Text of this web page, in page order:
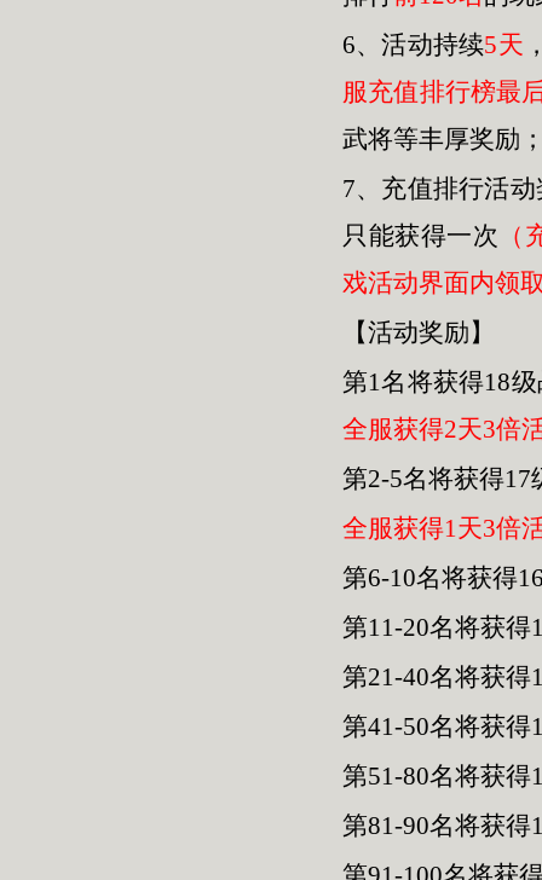
6、活动持续5天
服充值排行榜最
武将等丰厚奖励
7、充值排行活
只能获得一次
戏活动界面内领
【活动奖励】
第1名将获得18
全服获得2天3倍
第2-5名将获得17
全服获得1天3倍
第6-10名将获得
第11-20名将获得
第21-40名将获得
第41-50名将获得
第51-80名将获得
第81-90名将获得